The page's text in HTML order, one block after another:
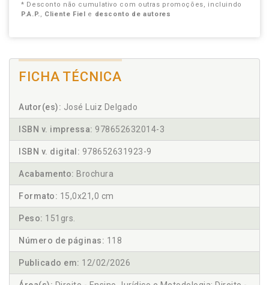
* Desconto não cumulativo com outras promoções, incluindo
P.A.P., Cliente Fiel e desconto de autores
FICHA TÉCNICA
Autor(es): José Luiz Delgado
ISBN v. impressa: 978652632014-3
ISBN v. digital: 978652631923-9
Acabamento: Brochura
Formato: 15,0x21,0 cm
Peso: 151grs.
Número de páginas: 118
Publicado em: 12/02/2026